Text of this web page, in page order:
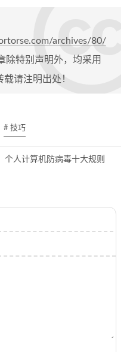
archives/80/
除特别声明外，均采用
请注明出处！
# 技巧
个人计算机防病毒十大规则